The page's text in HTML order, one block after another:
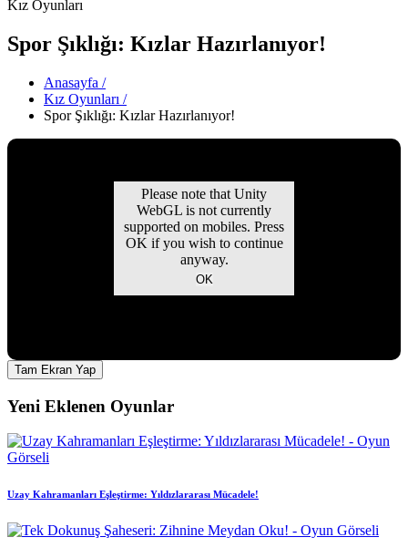
Kız Oyunları
Spor Şıklığı: Kızlar Hazırlanıyor!
Anasayfa /
Kız Oyunları /
Spor Şıklığı: Kızlar Hazırlanıyor!
Tam Ekran Yap
Yeni Eklenen Oyunlar
Uzay Kahramanları Eşleştirme: Yıldızlararası Mücadele!